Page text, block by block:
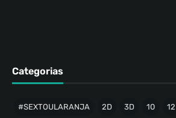
Categorias
#SEXTOULARANJA 2D 3D 10 12